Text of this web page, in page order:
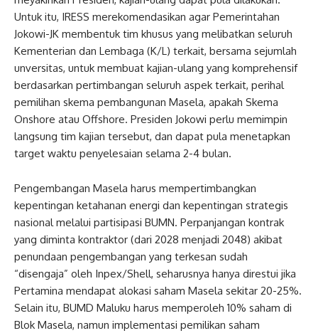
Untuk itu, IRESS merekomendasikan agar Pemerintahan
Jokowi-JK membentuk tim khusus yang melibatkan seluruh
Kementerian dan Lembaga (K/L) terkait, bersama sejumlah
unversitas, untuk membuat kajian-ulang yang komprehensif
berdasarkan pertimbangan seluruh aspek terkait, perihal
pemilihan skema pembangunan Masela, apakah Skema
Onshore atau Offshore. Presiden Jokowi perlu memimpin
langsung tim kajian tersebut, dan dapat pula menetapkan
target waktu penyelesaian selama 2-4 bulan.
Pengembangan Masela harus mempertimbangkan
kepentingan ketahanan energi dan kepentingan strategis
nasional melalui partisipasi BUMN. Perpanjangan kontrak
yang diminta kontraktor (dari 2028 menjadi 2048) akibat
penundaan pengembangan yang terkesan sudah
“disengaja” oleh Inpex/Shell, seharusnya hanya direstui jika
Pertamina mendapat alokasi saham Masela sekitar 20-25%.
Selain itu, BUMD Maluku harus memperoleh 10% saham di
Blok Masela, namun implementasi pemilikan saham